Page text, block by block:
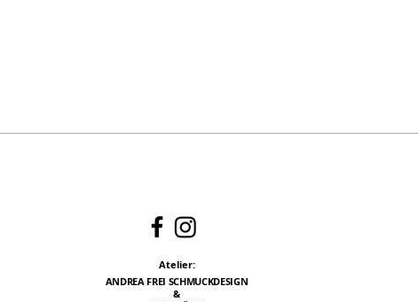
Atelier:
ANDREA FREI SCHMUCKDESIGN
&